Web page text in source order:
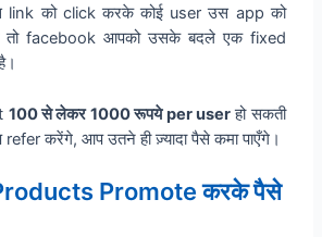
link को click करके कोई user उस app को
तो facebook आपको उसके बदले एक fixed
100 से लेकर 1000 रूपये per userहो सकती
करेंगे, आप उतने ही ज़्यादा पैसे कमा पाएँगे।
Promote करके पैसे